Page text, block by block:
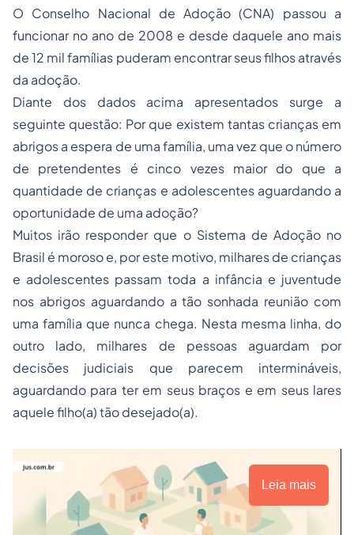
O Conselho Nacional de Adoção (CNA) passou a
funcionar no ano de 2008 e desde daquele ano mais
de 12 mil famílias puderam encontrar seus filhos através
da adoção.
Diante dos dados acima apresentados surge a
seguinte questão: Por que existem tantas crianças em
abrigos a espera de uma família, uma vez que o número
de pretendentes é cinco vezes maior do que a
quantidade de crianças e adolescentes aguardando a
oportunidade de uma adoção?
Muitos irão responder que o Sistema de Adoção no
Brasil é moroso e, por este motivo, milhares de crianças
e adolescentes passam toda a infância e juventude
nos abrigos aguardando a tão sonhada reunião com
uma família que nunca chega. Nesta mesma linha, do
outro lado, milhares de pessoas aguardam por
decisões judiciais que parecem intermináveis,
aguardando para ter em seus braços e em seus lares
aquele filho(a) tão desejado(a).
Leia mais